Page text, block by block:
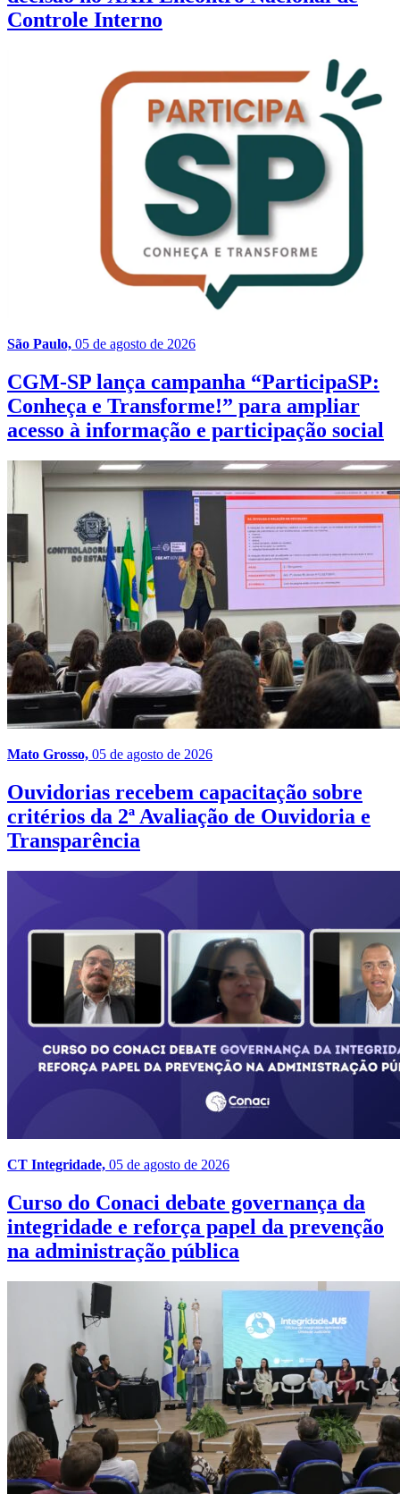
Controle Interno
São Paulo, 05 de agosto de 2026
CGM-SP lança campanha “ParticipaSP:
Conheça e Transforme!” para ampliar
acesso à informação e participação social
Mato Grosso, 05 de agosto de 2026
Ouvidorias recebem capacitação sobre
critérios da 2ª Avaliação de Ouvidoria e
Transparência
CT Integridade, 05 de agosto de 2026
Curso do Conaci debate governança da
integridade e reforça papel da prevenção
na administração pública